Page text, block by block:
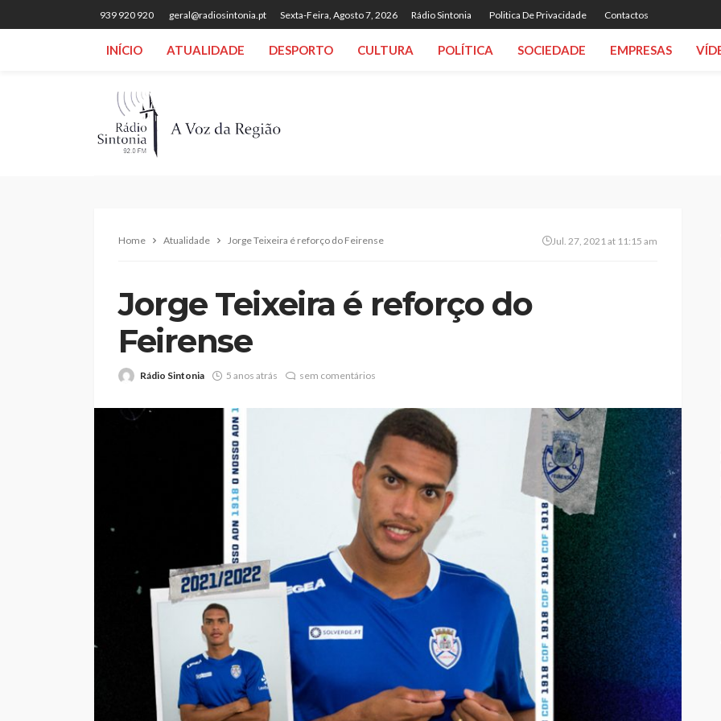
939 920 920 geral@radiosintonia.pt Sexta-Feira, Agosto 7, 2026 Rádio Sintonia Politica De Privacidade Contactos
INÍCIO ATUALIDADE DESPORTO CULTURA POLÍTICA SOCIEDADE EMPRESAS
Home Atualidade Jorge Teixeira é reforço do Feirense Jul. 27, 2021 at 11:15 am
Jorge Teixeira é reforço do
Feirense
Rádio Sintonia 5 anos atrás sem comentários
Abner González foi o
melhor da Feirense-
Beeceler na primeira etapa
da Volta a Portugal
Rádio Sintonia 24 horas atrás
Custódia Gallego:
“Reconheci que esta
mulher talvez tenha sido
uma das primeiras
feministas”
7 horas atrás